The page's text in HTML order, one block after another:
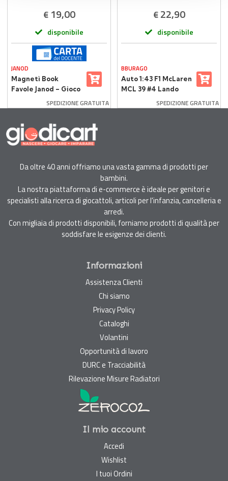
€ 19,00
disponibile
JANOD
Magnetì Book
Favole Janod – Gioco
Educativo per
SPEDIZIONE GRATUITA
€ 22,90
disponibile
BBURAGO
Auto 1:43 F1 McLaren
MCL 39 #4 Lando
SPEDIZIONE GRATUITA
Da oltre 40 anni offriamo una vasta gamma di prodotti per
bambini.
La nostra piattaforma di e-commerce è ideale per genitori e
specialisti alla ricerca di giocattoli, articoli per l'infanzia, cancelleria e
arredi.
Con migliaia di prodotti disponibili, forniamo prodotti di qualità per
soddisfare le esigenze dei clienti.
Informazioni
Assistenza Clienti
Chi siamo
Privacy Policy
Cataloghi
Volantini
Opportunità di lavoro
DURC e Tracciabilità
Rilevazione Misure Radiatori
Il mio account
Accedi
Wishlist
I tuoi Ordini